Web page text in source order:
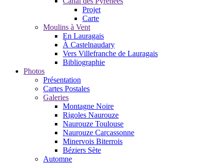
Projet
Carte
Moulins à Vent
En Lauragais
À Castelnaudary
Vers Villefranche de Lauragais
Bibliographie
Photos
Présentation
Cartes Postales
Galeries
Montagne Noire
Rigoles Naurouze
Naurouze Toulouse
Naurouze Carcassonne
Minervois Biterrois
Béziers Sète
Automne